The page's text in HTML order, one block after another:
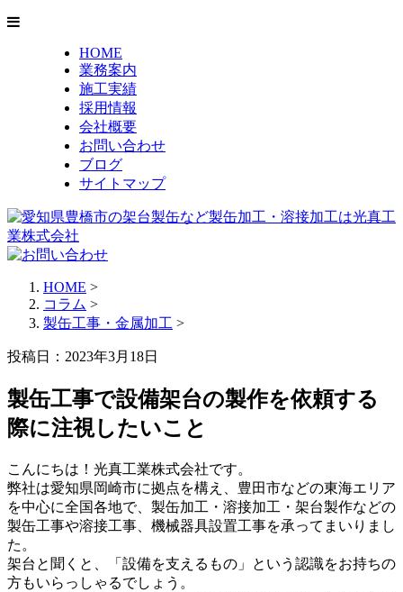
HOME
業務案内
施工実績
採用情報
会社概要
お問い合わせ
ブログ
サイトマップ
HOME >
コラム >
製缶工事・金属加工 >
投稿日：2023年3月18日
製缶工事で設備架台の製作を依頼する
際に注視したいこと
こんにちは！光真工業株式会社です。
弊社は愛知県岡崎市に拠点を構え、豊田市などの東海エリア
を中心に全国各地で、製缶加工・溶接加工・架台製作などの
製缶工事や溶接工事、機械器具設置工事を承ってまいりまし
た。
架台と聞くと、「設備を支えるもの」という認識をお持ちの
方もいらっしゃるでしょう。